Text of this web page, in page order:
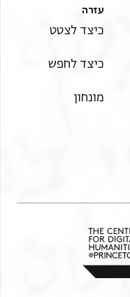
עזרה
כיצד לצטט
כיצד לחפש
מונחון